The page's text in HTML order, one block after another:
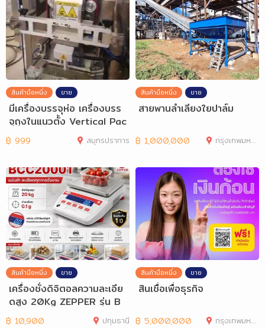
สินค้ามือหนึ่ง ขาย
มีเครื่องบรรจุห่อ เครื่องบรร
จุถุงในแนวตั้ง Vertical Pac
king
฿ 999 สมุทรปราการ
สินค้ามือหนึ่ง ขาย
สายพานลำเลียงใยปาล์ม
฿ 1,000,000 กรุงเทพมหานคร
สินค้ามือหนึ่ง ขาย
เครื่องชั่งดิจิตอลความละเอีย
ดสูง 20Kg ZEPPER รุ่น B
CC20001
฿ 10,900 ปทุมธานี
สินค้ามือหนึ่ง ขาย
สินเชื่อเพื่อธุรกิจ
฿ 5,000,000 กรุงเทพมหานคร